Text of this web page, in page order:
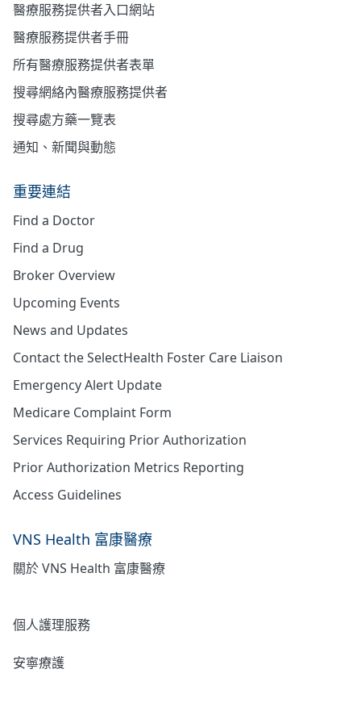
醫療服務提供者入口網站
醫療服務提供者手冊
所有醫療服務提供者表單
搜尋網絡內醫療服務提供者
搜尋處方藥一覽表
通知、新聞與動態
重要連結
Find a Doctor
Find a Drug
Broker Overview
Upcoming Events
News and Updates
Contact the SelectHealth Foster Care Liaison
Emergency Alert Update
Medicare Complaint Form
Services Requiring Prior Authorization
Prior Authorization Metrics Reporting
Access Guidelines
VNS Health 富康醫療
關於 VNS Health 富康醫療
個人護理服務
安寧療護